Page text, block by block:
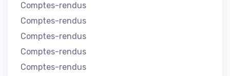
Comptes-rendus
Comptes-rendus
Comptes-rendus
Comptes-rendus
Comptes-rendus